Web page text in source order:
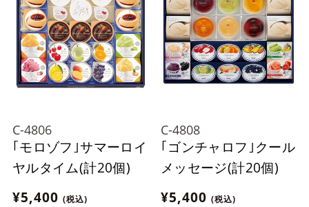
C-4806
｢モロゾフ｣サマーロイ
ヤルタイム(計20個)
¥5,400 (税込)
C-4808
｢ゴンチャロフ｣クール
メッセージ(計20個)
¥5,400 (税込)